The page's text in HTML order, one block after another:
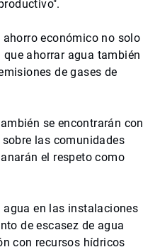
económico no solo
ahorrar agua también
de gases de
se encontrarán con
las comunidades
el respeto como
agua en las instalaciones
de escasez de agua
con recursos hídricos